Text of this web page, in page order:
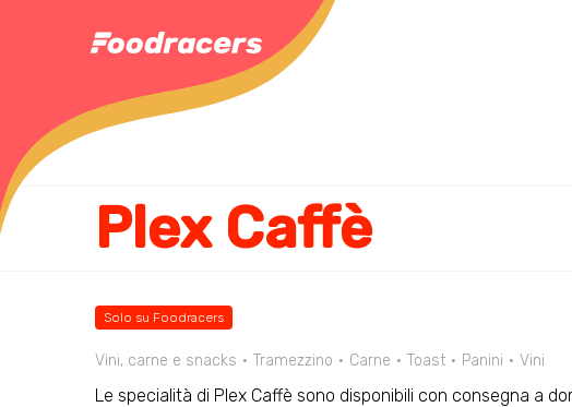
Plex Caffè
Solo su Foodracers
Vini, carne e snacks Tramezzino Carne Toast Panini Vini
Le specialità di Plex Caffè sono disponibili con consegna a